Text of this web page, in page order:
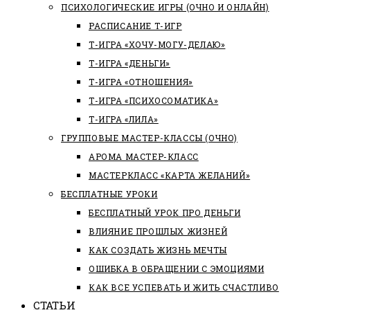
ПСИХОЛОГИЧЕСКИЕ ИГРЫ (ОЧНО И ОНЛАЙН)
РАСПИСАНИЕ Т-ИГР
Т-ИГРА «ХОЧУ-МОГУ-ДЕЛАЮ»
Т-ИГРА «ДЕНЬГИ»
Т-ИГРА «ОТНОШЕНИЯ»
Т-ИГРА «ПСИХОСОМАТИКА»
Т-ИГРА «ЛИЛА»
ГРУППОВЫЕ МАСТЕР-КЛАССЫ (ОЧНО)
АРОМА МАСТЕР-КЛАСС
МАСТЕРКЛАСС «КАРТА ЖЕЛАНИЙ»
БЕСПЛАТНЫЕ УРОКИ
БЕСПЛАТНЫЙ УРОК ПРО ДЕНЬГИ
ВЛИЯНИЕ ПРОШЛЫХ ЖИЗНЕЙ
КАК СОЗДАТЬ ЖИЗНЬ МЕЧТЫ
ОШИБКА В ОБРАЩЕНИИ С ЭМОЦИЯМИ
КАК ВСЕ УСПЕВАТЬ И ЖИТЬ СЧАСТЛИВО
СТАТЬИ